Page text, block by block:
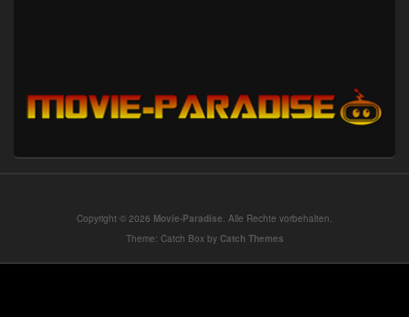
Copyright © 2026 Movie-Paradise. Alle Rechte vorbehalten.
Theme: Catch Box by Catch Themes